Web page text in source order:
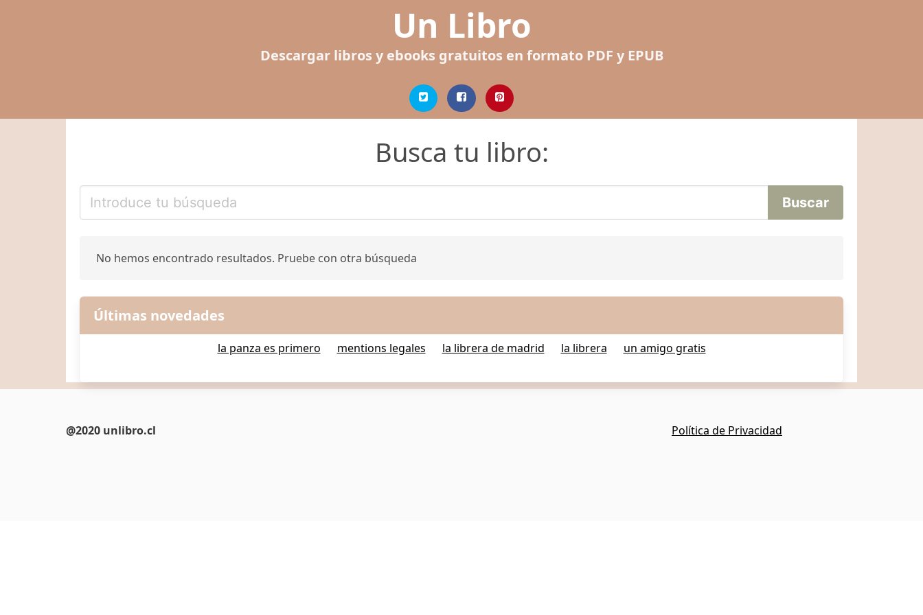
Un Libro
Descargar libros y ebooks gratuitos en formato PDF y EPUB
Busca tu libro:
No hemos encontrado resultados. Pruebe con otra búsqueda
Últimas novedades
la panza es primero mentions legales la librera de madrid la librera un amigo gratis
@2020 unlibro.cl Política de Privacidad